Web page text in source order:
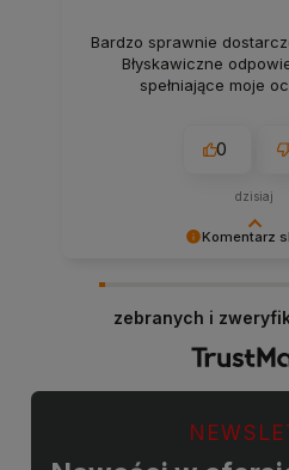
Komentarz
klientów takich jak Ty i
nam się udało. Mamy
Bardzo sprawnie
Błyskawiczne
spełniające moje
0
dzisiaj
zebranych i